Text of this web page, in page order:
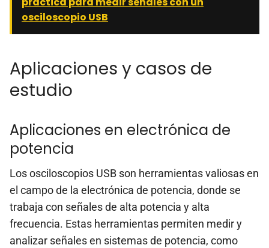
osciloscopio USB
Aplicaciones y casos de
estudio
Aplicaciones en electrónica de
potencia
Los osciloscopios USB son herramientas valiosas en
el campo de la electrónica de potencia, donde se
trabaja con señales de alta potencia y alta
frecuencia. Estas herramientas permiten medir y
analizar señales en sistemas de potencia, como